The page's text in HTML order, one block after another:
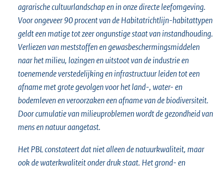
agrarische cultuurlandschap en in onze directe leefomgeving.
Voor ongeveer 90 procent van de Habitatrichtlijn-habitattypen
geldt een matige tot zeer ongunstige staat van instandhouding.
Verliezen van meststoffen en gewasbeschermingsmiddelen
naar het milieu, lozingen en uitstoot van de industrie en
toenemende verstedelijking en infrastructuur leiden tot een
afname met grote gevolgen voor het land-, water- en
bodemleven en veroorzaken een afname van de biodiversiteit.
Door cumulatie van milieuproblemen wordt de gezondheid van
mens en natuur aangetast.
Het PBL constateert dat niet alleen de natuurkwaliteit, maar
ook de waterkwaliteit onder druk staat. Het grond- en